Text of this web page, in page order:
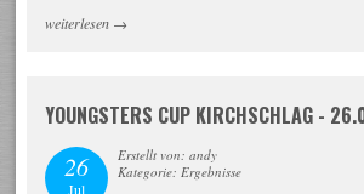
weiterlesen →
YOUNGSTERS CUP KIRCHSCHLAG -
26
Jul
Erstellt von: andy
Kategorie: Ergebnisse